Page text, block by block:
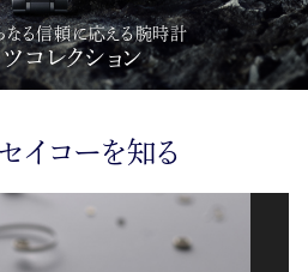
なる信頼に応える腕時計
コレクション
イコーを知る